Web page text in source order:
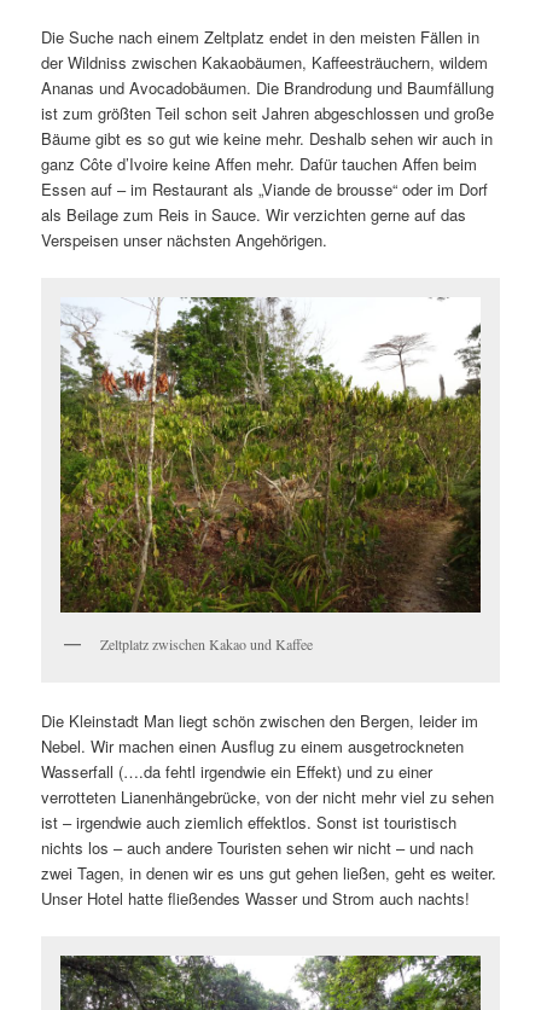
Die Suche nach einem Zeltplatz endet in den meisten Fällen in
der Wildniss zwischen Kakaobäumen, Kaffeesträuchern, wildem
Ananas und Avocadobäumen. Die Brandrodung und Baumfällung
ist zum größten Teil schon seit Jahren abgeschlossen und große
Bäume gibt es so gut wie keine mehr. Deshalb sehen wir auch in
ganz Côte d’Ivoire keine Affen mehr. Dafür tauchen Affen beim
Essen auf – im Restaurant als „Viande de brousse“ oder im Dorf
als Beilage zum Reis in Sauce. Wir verzichten gerne auf das
Verspeisen unser nächsten Angehörigen.
Zeltplatz zwischen Kakao und Kaffee
Die Kleinstadt Man liegt schön zwischen den Bergen, leider im
Nebel. Wir machen einen Ausflug zu einem ausgetrockneten
Wasserfall (….da fehtl irgendwie ein Effekt) und zu einer
verrotteten Lianenhängebrücke, von der nicht mehr viel zu sehen
ist – irgendwie auch ziemlich effektlos. Sonst ist touristisch
nichts los – auch andere Touristen sehen wir nicht – und nach
zwei Tagen, in denen wir es uns gut gehen ließen, geht es weiter.
Unser Hotel hatte fließendes Wasser und Strom auch nachts!